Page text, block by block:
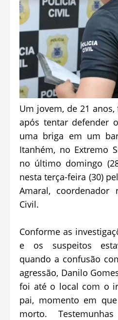
Um jovem, de 21
após tentar defender
uma briga em um
Itanhém, no Extremo
no último domingo
nesta terça-feira (30)
Amaral, coordenador
Civil.
Conforme as
e os suspeitos
quando a confusão
agressão, Danilo
foi até o local com o
pai, momento em
morto.